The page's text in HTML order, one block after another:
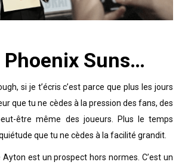
Phoenix Suns…
si je t’écris c’est parce que plus les jours
que tu ne cèdes à la pression des fans, des
être même des joueurs. Plus le temps
que tu ne cèdes à la facilité grandit.
est un prospect hors normes. C’est un